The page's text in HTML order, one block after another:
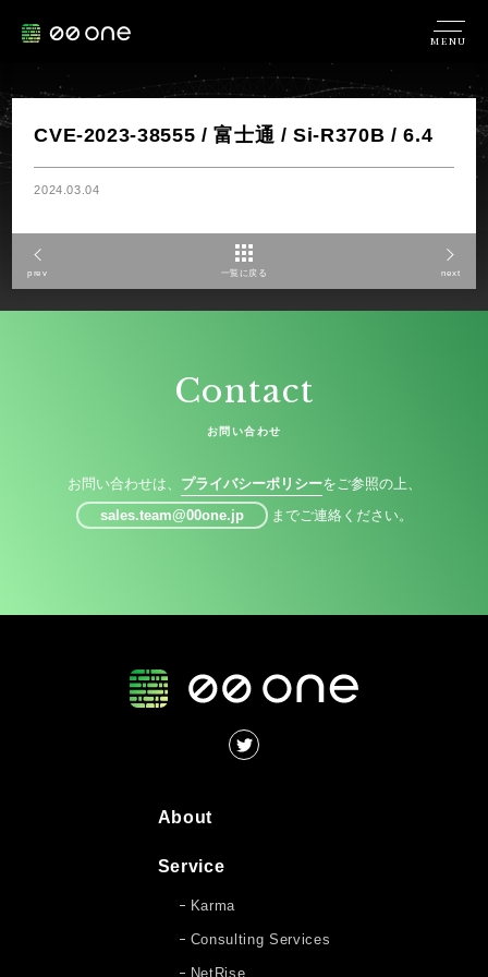
MENU
CVE-2023-38555 / 富士通 / Si-R370B / 6.4
2024.03.04
prev 一覧に戻る next
Contact
お問い合わせ
お問い合わせは、 プライバシーポリシーをご参照の上、
sales.team@00one.jp
までご連絡ください。
About
Service
Karma
Consulting Services
NetRise